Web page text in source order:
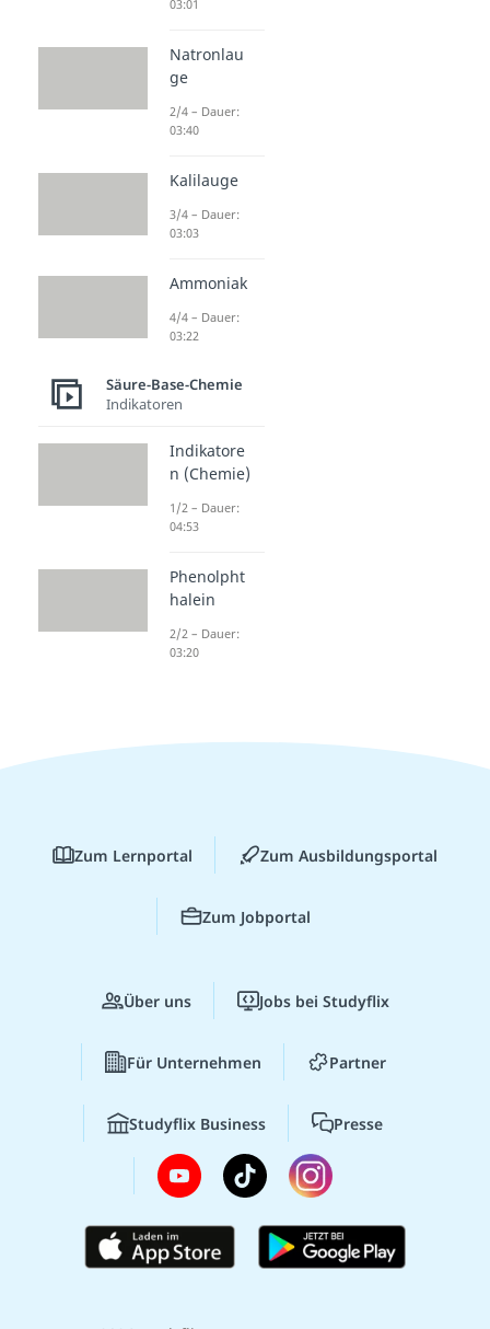
03:01
Natronlau
ge
2/4 – Dauer:
03:40
Kalilauge
3/4 – Dauer:
03:03
Ammoniak
4/4 – Dauer:
03:22
Säure-Base-Chemie
Indikatoren
Indikatore
n (Chemie)
1/2 – Dauer:
04:53
Phenolpht
halein
2/2 – Dauer:
03:20
Zum Lernportal Zum Ausbildungsportal
Zum Jobportal
Über uns Jobs bei Studyflix
Für Unternehmen Partner
Studyflix Business Presse